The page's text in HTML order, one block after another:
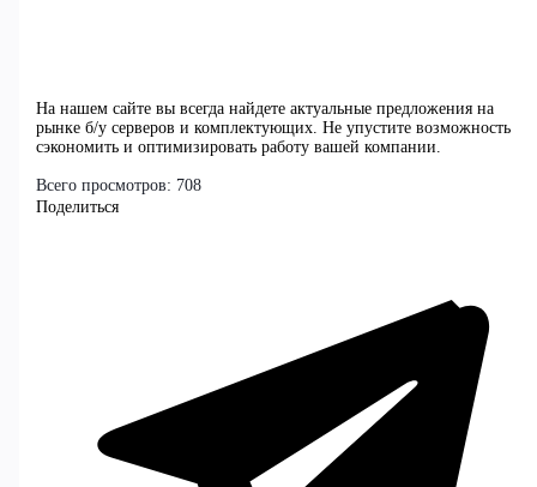
На нашем сайте вы всегда найдете актуальные предложения на
рынке б/у серверов и комплектующих. Не упустите возможность
сэкономить и оптимизировать работу вашей компании.
Всего просмотров: 708
Поделиться